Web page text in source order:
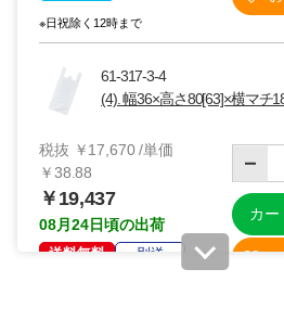
※日祝除く12時まで
61-317-3-4
(4). 幅36×高さ80[63]×横マチ
税抜 ￥17,670 /単価
￥38.88
￥19,437
08月24日頃の出荷
送料無料 別送
カー